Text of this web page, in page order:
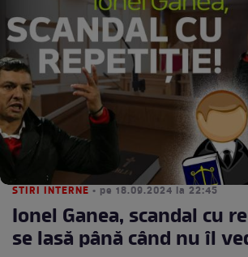
STIRI INTERNE • pe 18.09.2024 la 22:45
Ionel Ganea, scandal cu
se lasă până când nu îl